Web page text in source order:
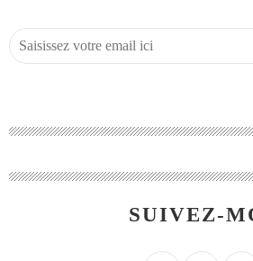
SUIVEZ-